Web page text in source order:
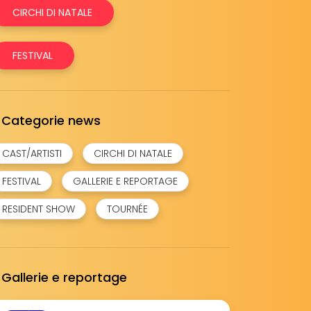
CIRCHI DI NATALE
FESTIVAL
Categorie news
CAST/ARTISTI
CIRCHI DI NATALE
FESTIVAL
GALLERIE E REPORTAGE
RESIDENT SHOW
TOURNÉE
Gallerie e reportage